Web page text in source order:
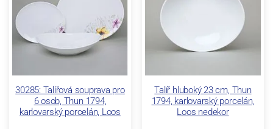
30285: Talířová souprava pro
6 osob, Thun 1794,
karlovarský porcelán, Loos
Talíř hluboký 23 cm, Thun
1794, karlovarský porcelán,
Loos nedekor